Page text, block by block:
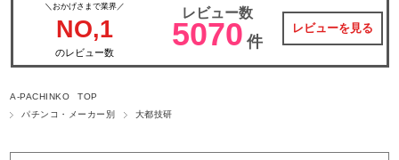
＼おかげさまで業界／
NO,1
のレビュー数
レビュー数
5070 件
レビューを見る
A-PACHINKO TOP
パチンコ・メーカー別
大都技研